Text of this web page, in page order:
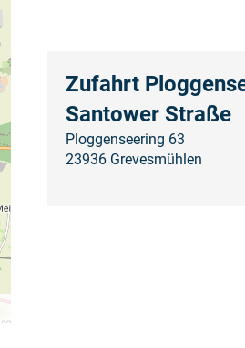
Zufahrt
Santower Straße
Ploggenseering 63
23936 Grevesmühlen